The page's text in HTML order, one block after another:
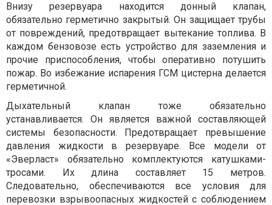
Внизу резервуара находится донный клапан,
обязательно герметично закрытый. Он защищает трубы
от повреждений, предотвращает вытекание топлива. В
каждом бензовозе есть устройство для заземления и
прочие приспособления, чтобы оперативно потушить
пожар. Во избежание испарения ГСМ цистерна делается
герметичной.
Дыхательный клапан тоже обязательно
устанавливается. Он является важной составляющей
системы безопасности. Предотвращает превышение
давления жидкости в резервуаре. Все модели от
«Эверласт» обязательно комплектуются катушками-
тросами. Их длина составляет 15 метров.
Следовательно, обеспечиваются все условия для
перевозки взрывоопасных жидкостей с соблюдением